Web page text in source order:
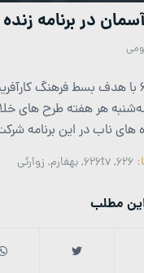
در برنامه زنده تلویزیونی
برنامه ۶۲۶ با هدف بسط فرهنگ
هر هفته طرح های
های ناب در این برنامه
626
,
626tv
,بهفارم, زوارئی
مطلب